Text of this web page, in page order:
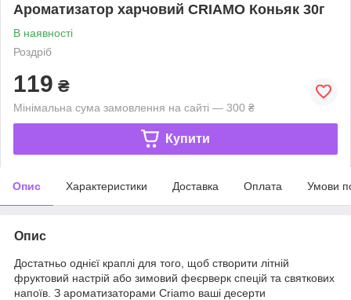
Ароматизатор харчовий CRIAMO Коньяк 30г
В наявності
Роздріб
119 ₴
Мінімальна сума замовлення на сайті — 300 ₴
Купити
Опис Характеристики Доставка Оплата Умови
Опис
Достатньо однієї краплі для того, щоб створити літній
фруктовий настрій або зимовий феєрверк спецій та святкових
напоїв. З ароматизаторами Criamo ваші десерти